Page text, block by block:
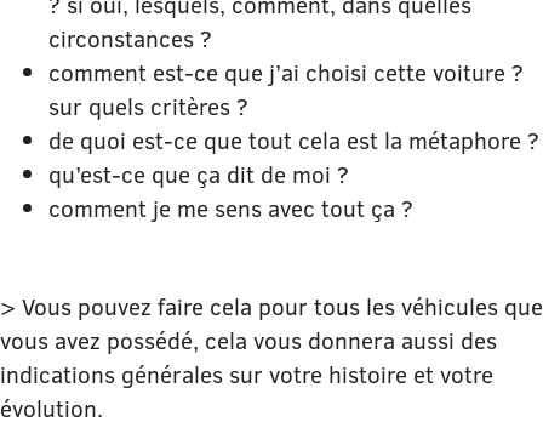
circonstances ?
comment est-ce que j’ai choisi cette voiture ?
sur quels critères ?
de quoi est-ce que tout cela est la métaphore ?
qu’est-ce que ça dit de moi ?
comment je me sens avec tout ça ?
> Vous pouvez faire cela pour tous les véhicules que
vous avez possédé, cela vous donnera aussi des
indications générales sur votre histoire et votre
évolution.